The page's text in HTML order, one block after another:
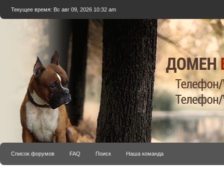
Текущее время: Вс авг 09, 2026 10:32 am
Список форумов FAQ Поиск Наша команда